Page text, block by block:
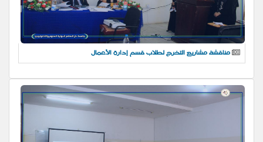
مناقشة مشاريع التخرج لطلاب قسم إدارة الأعمال